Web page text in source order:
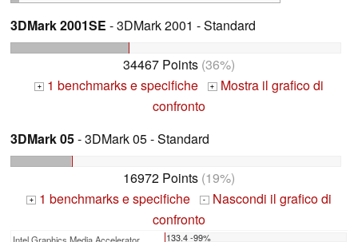
3DMark 2001SE - 3DMark 2001 - Standard
34467 Points (36%)
+ 1 benchmarks e specifiche + Mostra il grafico di
confronto
3DMark 05- 3DMark 05 - Standard
16972 Points (19%)
+ 1 benchmarks e specifiche - Nascondi il grafico di
confronto
133.4 -99%